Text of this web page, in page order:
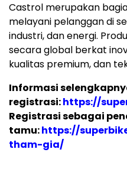
Castrol merupakan
melayani pelanggan di
industri, dan energi.
secara global berkat
kualitas premium, dan
Informasi
registrasi:https://
Registrasi sebagai
tamu:https://
tham-gia/